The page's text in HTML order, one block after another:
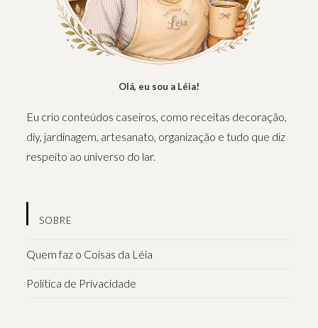
Olá, eu sou a Léia!
Eu crio conteúdos caseiros, como receitas decoração,
diy, jardinagem, artesanato, organização e tudo que diz
respeito ao universo do lar.
SOBRE
Quem faz o Coisas da Léia
Política de Privacidade